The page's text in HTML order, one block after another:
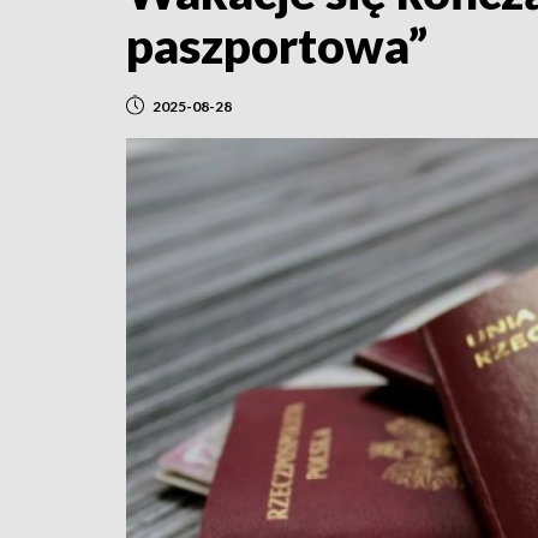
paszportowa”
2025-08-28